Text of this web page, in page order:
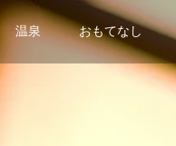
温泉 おもてなし